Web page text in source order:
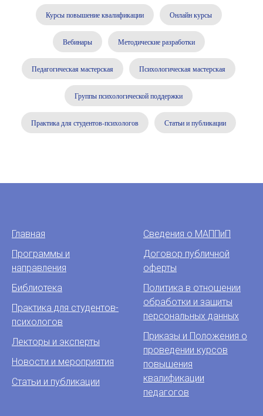
Курсы повышение квалификации Онлайн курсы
Вебинары Методические разработки
Педагогическая мастерская Психологическая мастерская
Группы психологической поддержки
Практика для студентов-психологов Статьи и публикации
Главная
Программы и
направления
Библиотека
Практика для студентов-
психологов
Лекторы и эксперты
Новости и мероприятия
Статьи и публикации
Сведения о МАППиП
Договор публичной
оферты
Политика в отношении
обработки и защиты
персональных данных
Приказы и Положения о
проведении курсов
повышения
квалификации
педагогов